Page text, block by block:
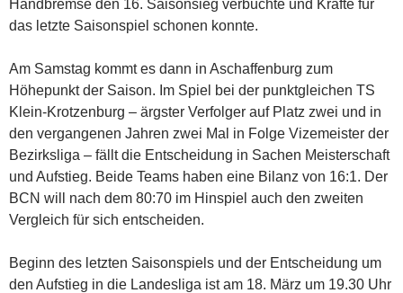
Handbremse den 16. Saisonsieg verbuchte und Kräfte für
das letzte Saisonspiel schonen konnte.
Am Samstag kommt es dann in Aschaffenburg zum
Höhepunkt der Saison. Im Spiel bei der punktgleichen TS
Klein-Krotzenburg – ärgster Verfolger auf Platz zwei und in
den vergangenen Jahren zwei Mal in Folge Vizemeister der
Bezirksliga – fällt die Entscheidung in Sachen Meisterschaft
und Aufstieg. Beide Teams haben eine Bilanz von 16:1. Der
BCN will nach dem 80:70 im Hinspiel auch den zweiten
Vergleich für sich entscheiden.
Beginn des letzten Saisonspiels und der Entscheidung um
den Aufstieg in die Landesliga ist am 18. März um 19.30 Uhr